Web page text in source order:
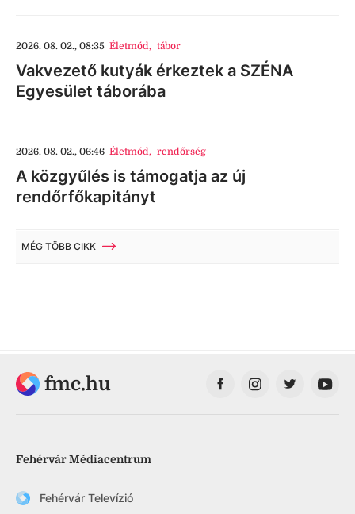
2026. 08. 02., 08:35 Életmód, tábor
Vakvezető kutyák érkeztek a SZÉNA
Egyesület táborába
2026. 08. 02., 06:46 Életmód, rendőrség
A közgyűlés is támogatja az új
rendőrfőkapitányt
MÉG TÖBB CIKK
fmc.hu
Fehérvár Médiacentrum
Fehérvár Televízió